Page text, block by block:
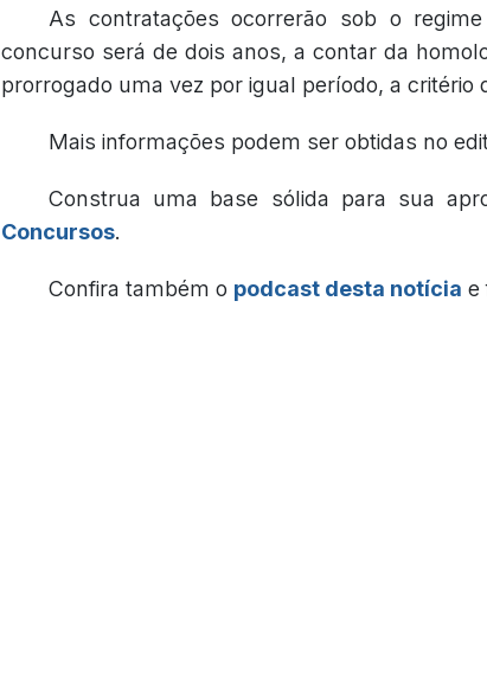
As contratações ocorrerão sob o
concurso será de dois anos, a contar da
prorrogado uma vez por igual período, a critério
Mais informações podem ser obtidas no
Construa uma base sólida para sua
Concursos.
Confira também o podcast desta notícia e